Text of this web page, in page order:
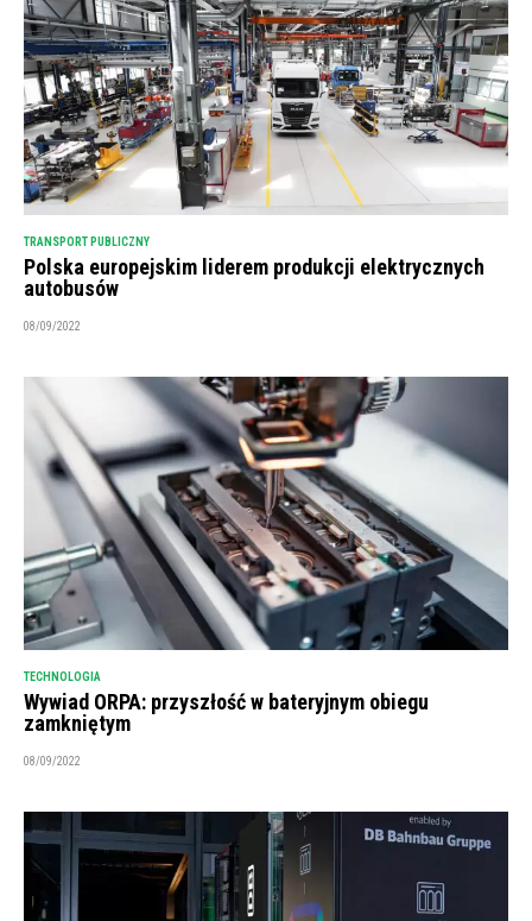
TRANSPORT PUBLICZNY
Polska europejskim liderem produkcji elektrycznych
autobusów
08/09/2022
TECHNOLOGIA
Wywiad ORPA: przyszłość w bateryjnym obiegu
zamkniętym
08/09/2022